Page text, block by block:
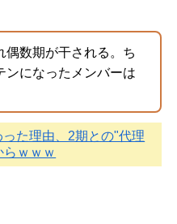
偶数期が干される。ち
ンになったメンバーは
った理由、2期との"代理
ｗｗｗ